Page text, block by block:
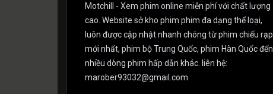
Motchill - Xem phim online miễn phí với chất lượng
cao. Website sở kho phim phim đa dạng thể loại,
luôn được cập nhật nhanh chóng từ phim chiếu rạp
mới nhất, phim bộ Trung Quốc, phim Hàn Quốc đến
nhiều dòng phim hấp dẫn khác. liên hệ:
marober93032@gmail.com